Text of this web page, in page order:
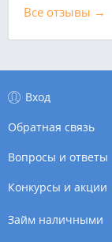
Все отзывы →
Вход
Обратная связь
Вопросы и ответы
Конкурсы и акции
Займ наличными